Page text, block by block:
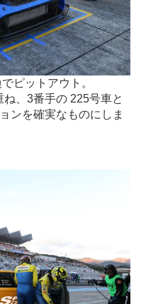
ピットアウト。
、3番手の 225号車と
ンを確実なものにしま